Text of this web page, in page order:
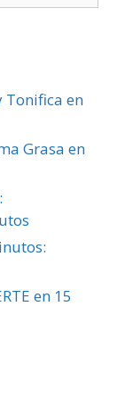
Tonifica en
Grasa en
en 15